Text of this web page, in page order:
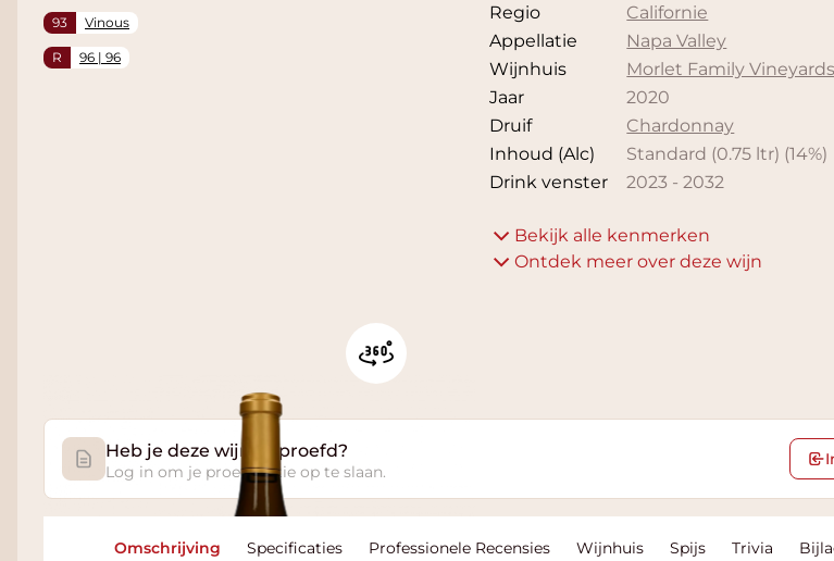
93 Vinous
R 96 | 96
Regio
Californie
Appellatie
Napa Valley
Wijnhuis
Morlet Family Vineyards
Jaar
2020
Druif
Chardonnay
Inhoud (Alc)
Standard (0.75 ltr) (14%)
Drink venster
2023 -2032
Bekijk alle kenmerken
Ontdek meer over deze wijn
Heb je deze wijn geproefd?
Log in om je proefnotitie op te slaan.
Omschrijving Specificaties Professionele Recensies Wijnhuis Spijs Trivia